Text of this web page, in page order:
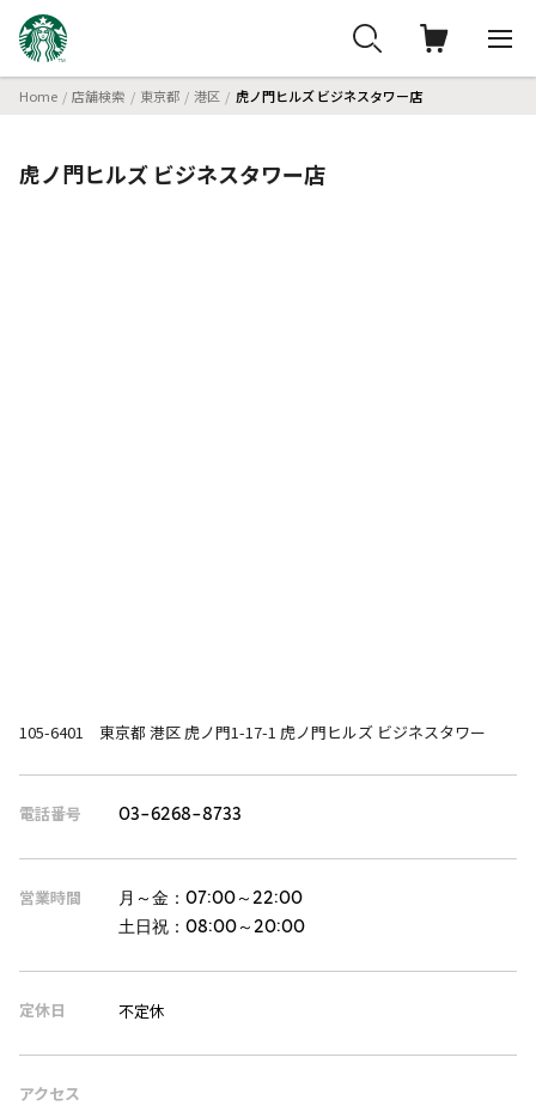
Home 店舗検索 東京都 港区 虎ノ門ヒルズ ビジネスタワー店
虎ノ門ヒルズ ビジネスタワー店
105-6401 東京都 港区 虎ノ門1-17-1 虎ノ門ヒルズ ビジネスタワー
電話番号 03-6268-8733
営業時間 月～金：07:00～22:00
土日祝：08:00～20:00
定休日 不定休
アクセス